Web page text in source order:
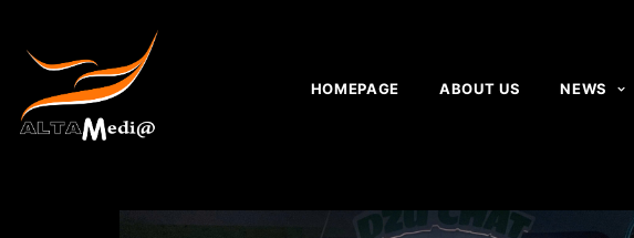
HOMEPAGE ABOUT US NEWS